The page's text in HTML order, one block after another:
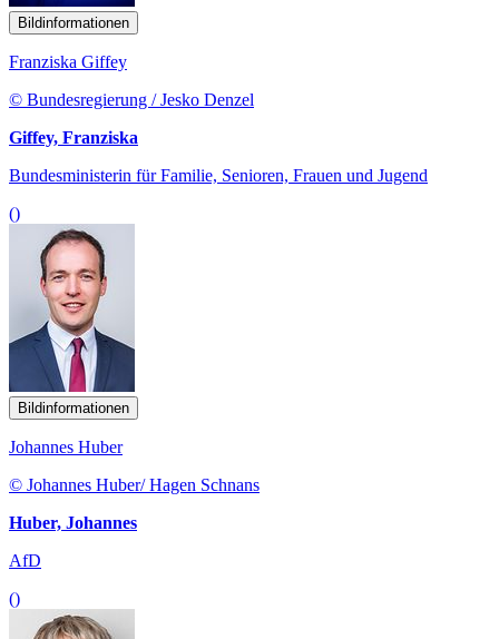
Bildinformationen
Franziska Giffey
© Bundesregierung / Jesko Denzel
Giffey, Franziska
Bundesministerin für Familie, Senioren, Frauen und Jugend
()
Bildinformationen
Johannes Huber
© Johannes Huber/ Hagen Schnans
Huber, Johannes
AfD
()